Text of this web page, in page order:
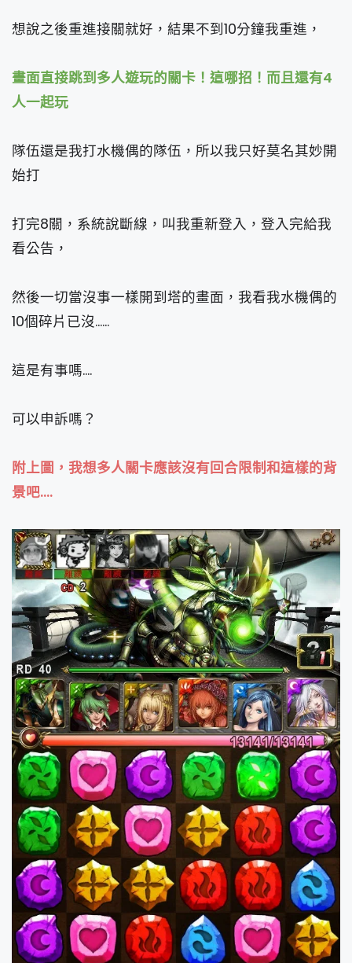
想說之後重進接關就好，結果不到10分鐘我重進，
畫面直接跳到多人遊玩的關卡！這哪招！而且還有4
人一起玩
隊伍還是我打水機偶的隊伍，所以我只好莫名其妙開
始打
打完8關，系統說斷線，叫我重新登入，登入完給我
看公告，
然後一切當沒事一樣開到塔的畫面，我看我水機偶的
10個碎片已沒......
這是有事嗎....
可以申訴嗎？
附上圖，我想多人關卡應該沒有回合限制和這樣的背
景吧....